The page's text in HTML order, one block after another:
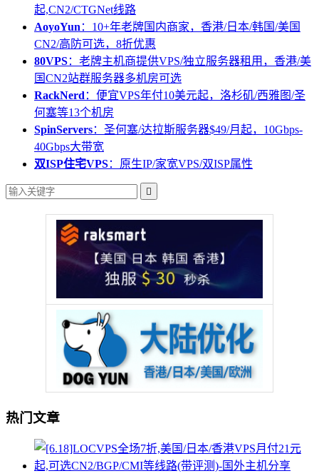
起,CN2/CTGNet线路
AoyoYun ：10+年老牌国内商家，香港/日本/韩国/美国
CN2/高防可选，8折优惠
80VPS：老牌主机商提供VPS/独立服务器租用，香港/美
国CN2站群服务器多机房可选
RackNerd ：便宜VPS年付10美元起，洛杉矶/西雅图/圣
何塞等13个机房
SpinServers：圣何塞/达拉斯服务器$49/月起，10Gbps-
40Gbps大带宽
双ISP住宅VPS：原生IP/家宽VPS/双ISP属性

热门文章